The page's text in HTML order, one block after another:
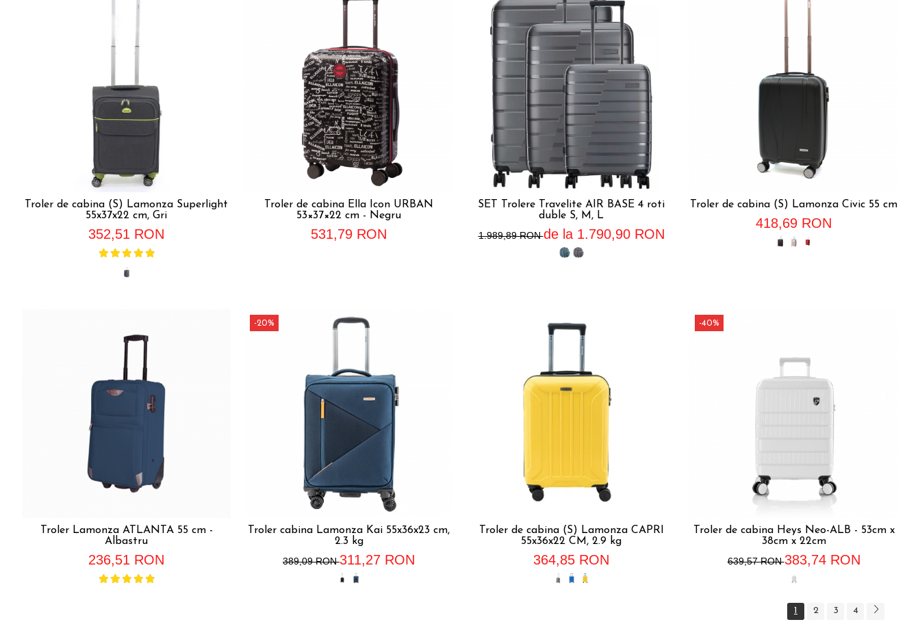
Troler de cabina (S) Lamonza Superlight
55x37x22 cm, Gri
352,51 RON
Troler de cabina Ella Icon URBAN
53×37×22 cm - Negru
531,79 RON
SET Trolere Travelite AIR BASE 4 roti
duble S, M, L
1.989,89 RONde la 1.790,90 RON
Troler de cabina (S) Lamonza Civic 55 cm
418,69 RON
Troler Lamonza ATLANTA 55 cm -
Albastru
236,51 RON
-20%
Troler cabina Lamonza Kai 55x36x23 cm,
2.3 kg
389,09 RON311,27 RON
Troler de cabina (S) Lamonza CAPRI
55x36x22 CM, 2.9 kg
364,85 RON
-40%
Troler de cabina Heys Neo-ALB - 53cm x
38cm x 22cm
639,57 RON383,74 RON
1 2 3 4